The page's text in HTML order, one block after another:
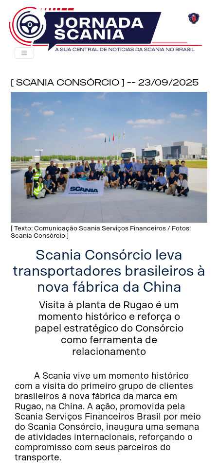
[ Scania Consórcio ] -- 23/09/2025
[ Texto: Comunicação Scania Serviços Financeiros / Fotos:
Scania Consórcio ]
Scania Consórcio leva
transportadores brasileiros à
nova fábrica da China
Visita à planta de Rugao é um
momento histórico e reforça o
papel estratégico do Consórcio
como ferramenta de
relacionamento
A Scania vive um momento histórico
com a visita do primeiro grupo de clientes
brasileiros à nova fábrica da marca em
Rugao, na China. A ação, promovida pela
Scania Serviços Financeiros Brasil por meio
do Scania Consórcio, inaugura uma semana
de atividades internacionais, reforçando o
compromisso com seus parceiros do
transporte.